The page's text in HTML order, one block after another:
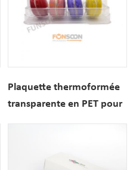
Plaquette thermoformée
transparente en PET pour